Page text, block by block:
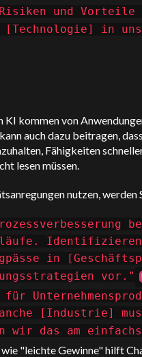
und
[Technologie] in
kommen von
kann auch dazu beitragen,
Fähigkeiten
lesen müssen.
nutzen, werden
in
vor."
[Industrie]
wir das am
"leichte Gewinne" hilft